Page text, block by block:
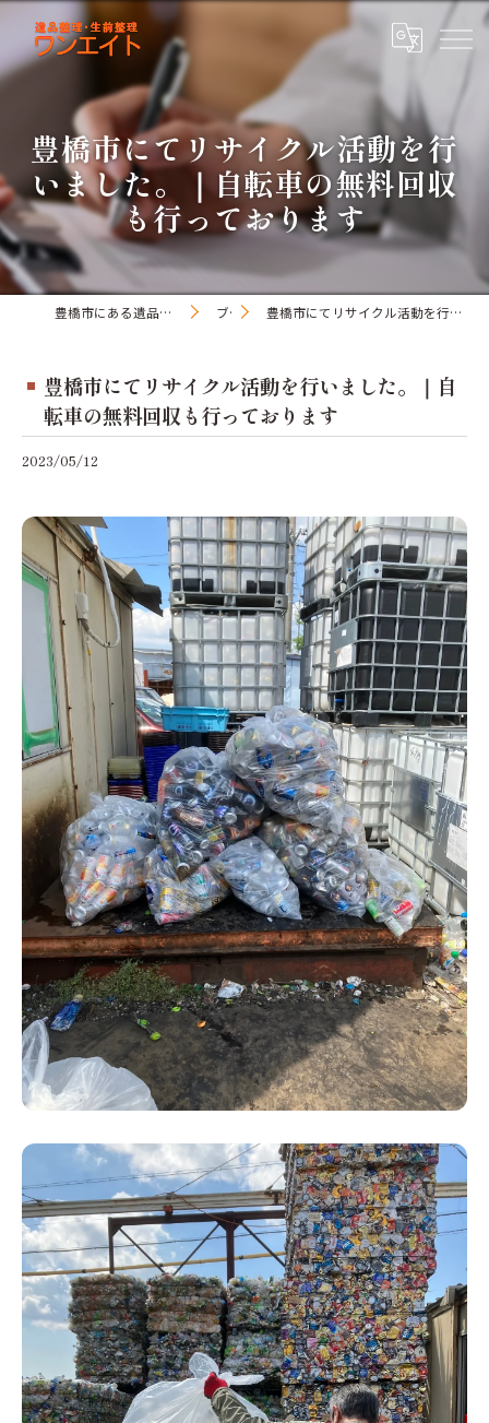
豊橋市にてリサイクル活動を行
いました。｜自転車の無料回収
も行っております
豊橋市にある遺品整理・生前整理のワンオアエイト ブログ 豊橋市にてリサイクル活動を行いました。｜自転車の無料回収も行っております
豊橋市にてリサイクル活動を行いました。｜自
転車の無料回収も行っております
2023/05/12